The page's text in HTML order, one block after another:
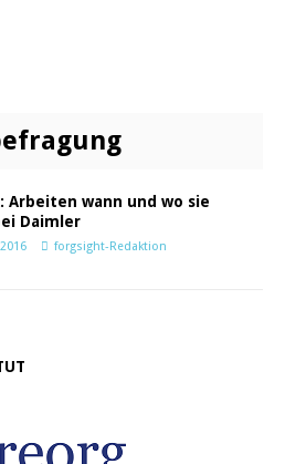
Arbeiten wann und wo sie
Daimler
forgsight-Redaktion